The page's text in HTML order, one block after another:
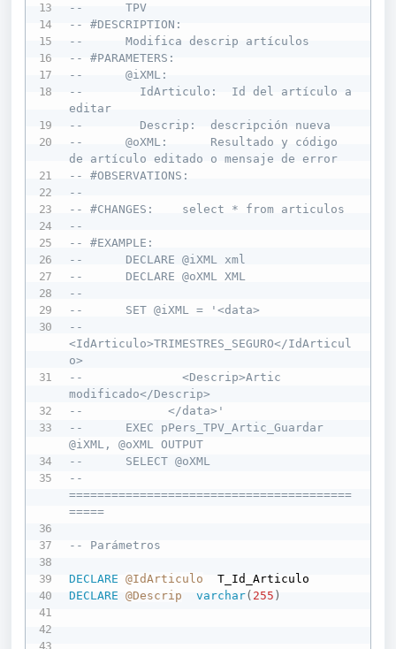
--      TPV
-- #DESCRIPTION:
--      Modifica descrip artículos
-- #PARAMETERS:
--      @iXML:
--        IdArticulo:  Id del artículo a
editar
--      @oXML:      Resultado y código
de artículo editado o mensaje de error
-- #OBSERVATIONS:
--
-- #CHANGES:    select * from articulos
--
-- #EXAMPLE:
--      DECLARE @iXML xml
--      DECLARE @oXML XML
--
--      SET @iXML = '<data>
--
<IdArticulo>TRIMESTRES_SEGURO</IdArticul
o>
--              <Descrip>Artic
modificado</Descrip>
--            </data>'
--      EXEC pPers_TPV_Artic_Guardar
@iXML, @oXML OUTPUT
--      SELECT @oXML
--
========================================
=====
-- Parámetros
DECLARE @IdArticulo
DECLARE
@Descrip varchar( 255 )